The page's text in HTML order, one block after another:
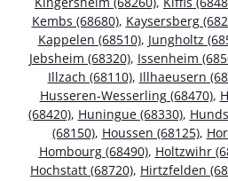
Kembs (68680), Kaysersberg
Kappelen (68510), Jungholtz
Jebsheim (68320), Issenheim
Illzach (68110), Illhaeusern
Husseren-Wesserling (68470),
(68420), Huningue (68330),
(68150), Houssen (68125),
Hombourg (68490), Holtzwihr
Hochstatt (68720), Hirtzfelden